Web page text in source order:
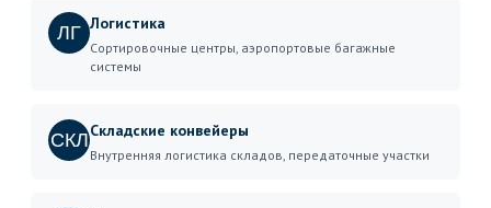
ЛГ Логистика
Сортировочные центры, аэропортовые багажные
системы
СКЛСкладские конвейеры
Внутренняя логистика складов, передаточные участки